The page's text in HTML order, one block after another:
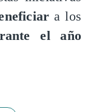
a los
el año